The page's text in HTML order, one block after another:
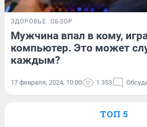
ЗДОРОВЬЕ ОБЗОР
Мужчина впал в кому,
компьютер. Это может
каждым?
17 февраля, 2024, 10:00 1 353
ТОП 5